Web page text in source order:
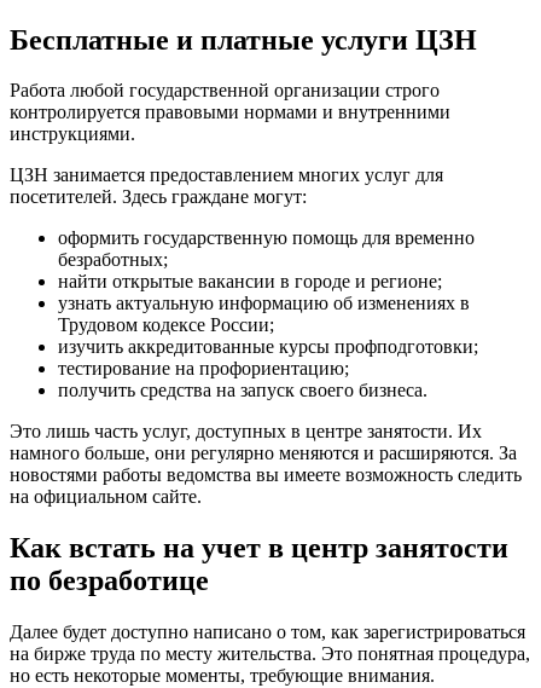
Бесплатные и платные услуги ЦЗН
Работа любой государственной организации строго
контролируется правовыми нормами и внутренними
инструкциями.
ЦЗН занимается предоставлением многих услуг для
посетителей. Здесь граждане могут:
оформить государственную помощь для временно
безработных;
найти открытые вакансии в городе и регионе;
узнать актуальную информацию об изменениях в
Трудовом кодексе России;
изучить аккредитованные курсы профподготовки;
тестирование на профориентацию;
получить средства на запуск своего бизнеса.
Это лишь часть услуг, доступных в центре занятости. Их
намного больше, они регулярно меняются и расширяются. За
новостями работы ведомства вы имеете возможность следить
на официальном сайте.
Как встать на учет в центр занятости
по безработице
Далее будет доступно написано о том, как зарегистрироваться
на бирже труда по месту жительства. Это понятная процедура,
но есть некоторые моменты, требующие внимания.